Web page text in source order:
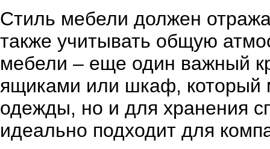
Стиль мебели должен
также учитывать общую
мебели – еще один важный
ящиками или шкаф, который
одежды, но и для хранения
идеально подходит для